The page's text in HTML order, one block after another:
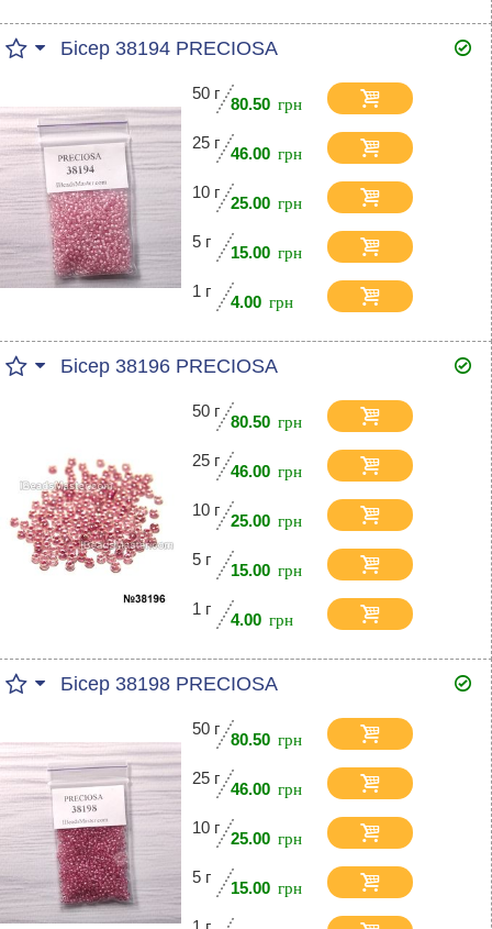
Бісер 38194 PRECIOSA
50 г
80.50
25 г
46.00
10 г
25.00
5 г
15.00
1 г
4.00
Бісер 38196 PRECIOSA
50 г
80.50
25 г
46.00
10 г
25.00
5 г
15.00
1 г
4.00
Бісер 38198 PRECIOSA
50 г
80.50
25 г
46.00
10 г
25.00
5 г
15.00